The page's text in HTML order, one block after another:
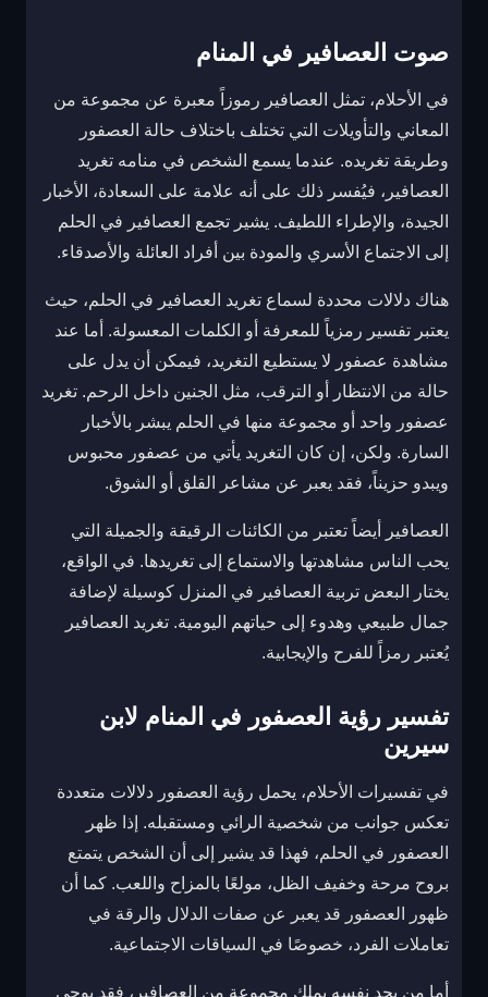
صوت العصافير في المنام
في الأحلام، تمثل العصافير رموزاً معبرة عن مجموعة من
المعاني والتأويلات التي تختلف باختلاف حالة العصفور
وطريقة تغريده. عندما يسمع الشخص في منامه تغريد
العصافير، فيُفسر ذلك على أنه علامة على السعادة، الأخبار
الجيدة، والإطراء اللطيف. يشير تجمع العصافير في الحلم
إلى الاجتماع الأسري والمودة بين أفراد العائلة والأصدقاء.
هناك دلالات محددة لسماع تغريد العصافير في الحلم، حيث
يعتبر تفسير رمزياً للمعرفة أو الكلمات المعسولة. أما عند
مشاهدة عصفور لا يستطيع التغريد، فيمكن أن يدل على
حالة من الانتظار أو الترقب، مثل الجنين داخل الرحم. تغريد
عصفور واحد أو مجموعة منها في الحلم يبشر بالأخبار
السارة. ولكن، إن كان التغريد يأتي من عصفور محبوس
ويبدو حزيناً، فقد يعبر عن مشاعر القلق أو الشوق.
العصافير أيضاً تعتبر من الكائنات الرقيقة والجميلة التي
يحب الناس مشاهدتها والاستماع إلى تغريدها. في الواقع،
يختار البعض تربية العصافير في المنزل كوسيلة لإضافة
جمال طبيعي وهدوء إلى حياتهم اليومية. تغريد العصافير
يُعتبر رمزاً للفرح والإيجابية.
تفسير رؤية العصفور في المنام لابن
سيرين
في تفسيرات الأحلام، يحمل رؤية العصفور دلالات متعددة
تعكس جوانب من شخصية الرائي ومستقبله. إذا ظهر
العصفور في الحلم، فهذا قد يشير إلى أن الشخص يتمتع
بروح مرحة وخفيف الظل، مولعًا بالمزاح واللعب. كما أن
ظهور العصفور قد يعبر عن صفات الدلال والرقة في
تعاملات الفرد، خصوصًا في السياقات الاجتماعية.
أما من يجد نفسه يملك مجموعة من العصافير، فقد يوحي